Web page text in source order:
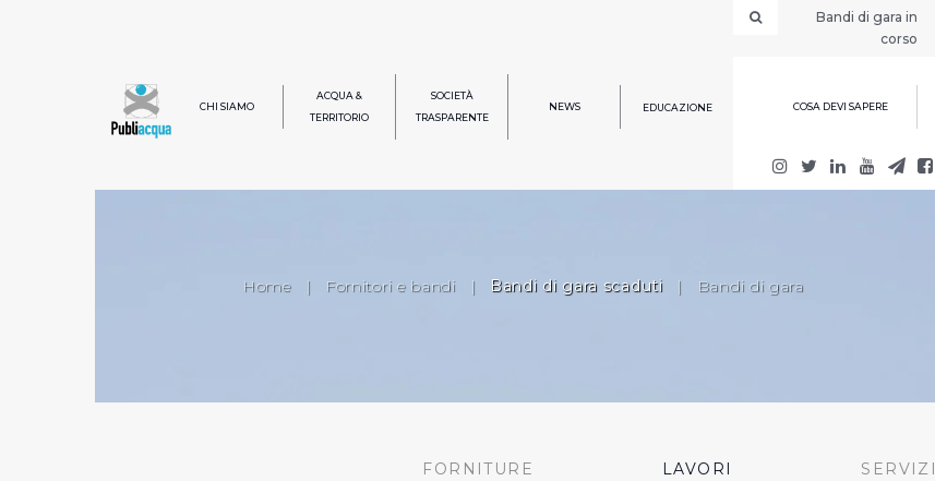
Bandi di gara in
corso
CHI SIAMO
ACQUA &
TERRITORIO
SOCIETÀ
TRASPARENTE
NEWS EDUCAZIONE COSA DEVI SAPERE
Home | Fornitori e bandi | Bandi di gara scaduti | Bandi di gara
FORNITURE LAVORI SERVIZI